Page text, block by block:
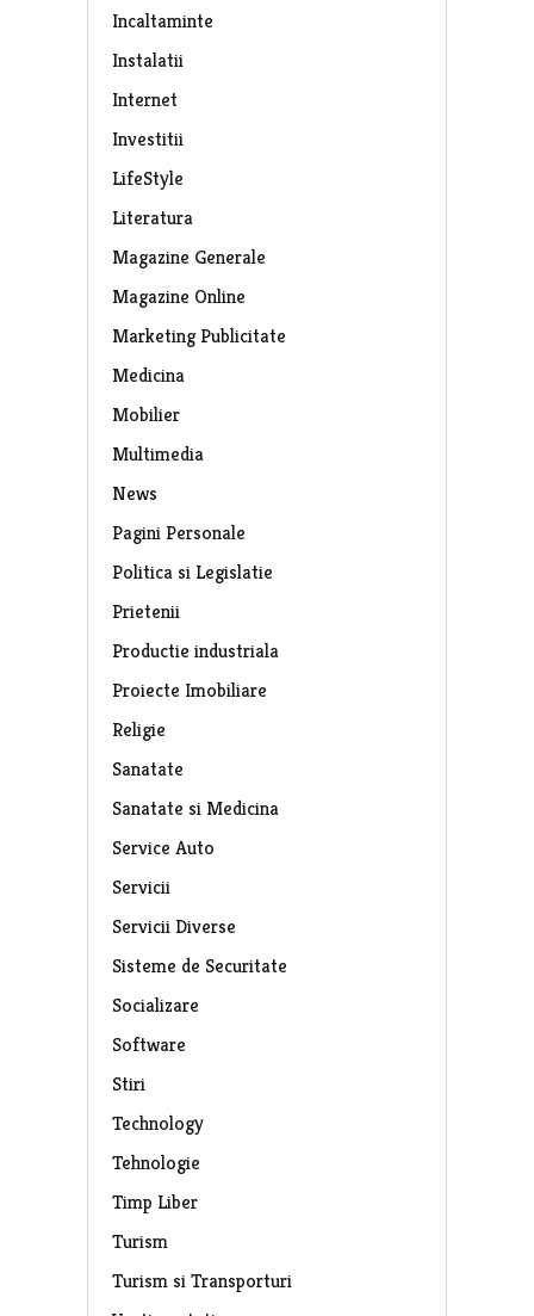
Incaltaminte
Instalatii
Internet
Investitii
LifeStyle
Literatura
Magazine Generale
Magazine Online
Marketing Publicitate
Medicina
Mobilier
Multimedia
News
Pagini Personale
Politica si Legislatie
Prietenii
Productie industriala
Proiecte Imobiliare
Religie
Sanatate
Sanatate si Medicina
Service Auto
Servicii
Servicii Diverse
Sisteme de Securitate
Socializare
Software
Stiri
Technology
Tehnologie
Timp Liber
Turism
Turism si Transporturi